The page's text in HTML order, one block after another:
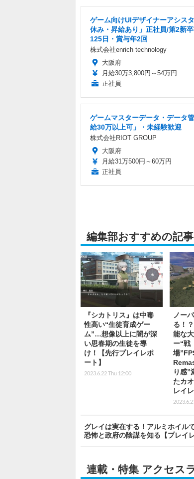
ゲーム向けUIデザイナーアシス
休み・昇給あり」正社員/第2新
125日・賞与年2回
株式会社enrich technology
大阪府
月給30万3,800円～54万円
正社員
ゲームマスターデータ・データ
給30万以上可」・未経験歓迎
株式会社RIOT GROUP
大阪府
月給31万500円～60万円
正社員
編集部おすすめの記事
『シカトリス』は中毒
性高い“生徒育成ゲー
ム”…想像以上に闇が深
い思春期の生徒を導
け！【先行プレイレポ
ート】
2023.6.22 Thu 12:00
ノー
る！
能な
ー“戦
場
り感”
たカ
レイレ
グレイは実在する！アルミホイ
恐怖と政府の陰謀を知る【プレイレ
連載・特集 アクセス